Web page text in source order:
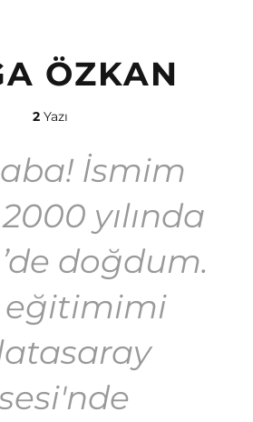
ÖZKAN
2Yazı
İsmim
yılında
doğdum.
eğitimimi